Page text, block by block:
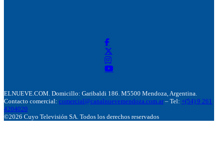
ELNUEVE.COM. Domicillo: Garibaldi 186. M5500 Mendoza, Argentina.
Contacto comercial: comercial@canalnuevemendoza.com.ar – Tel: +(54) 9 261
4204020
©2026 Cuyo Televisión SA. Todos los derechos reservados